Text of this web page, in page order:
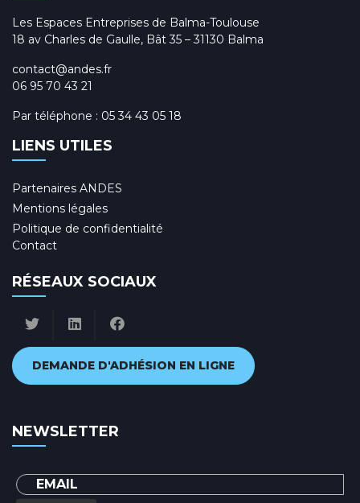
Les Espaces Entreprises de Balma-Toulouse
18 av Charles de Gaulle, Bât 35 – 31130 Balma
contact@andes.fr
06 95 70 43 21
Par téléphone : 05 34 43 05 18
LIENS UTILES
Partenaires ANDES
Mentions légales
Politique de confidentialité
Contact
RÉSEAUX SOCIAUX
DEMANDE D'ADHÉSION EN LIGNE
NEWSLETTER